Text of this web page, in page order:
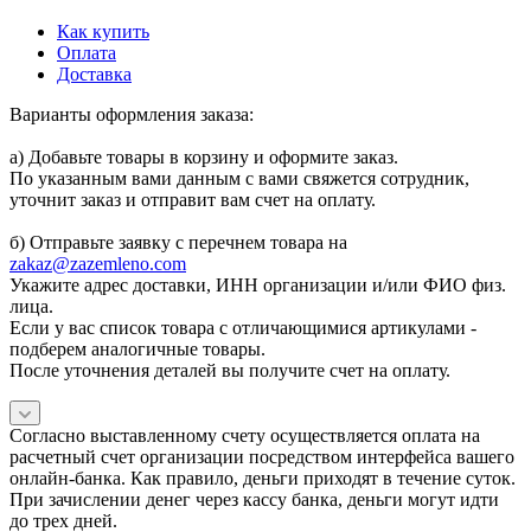
Как купить
Оплата
Доставка
Варианты оформления заказа:
а) Добавьте товары в корзину и оформите заказ.
По указанным вами данным с вами свяжется сотрудник,
уточнит заказ и отправит вам счет на оплату.
б) Отправьте заявку с перечнем товара на
zakaz@zazemleno.com
Укажите адрес доставки, ИНН организации и/или ФИО физ.
лица.
Если у вас список товара с отличающимися артикулами -
подберем аналогичные товары.
После уточнения деталей вы получите счет на оплату.
Согласно выставленному счету осуществляется оплата на
расчетный счет организации посредством интерфейса вашего
онлайн-банка. Как правило, деньги приходят в течение суток.
При зачислении денег через кассу банка, деньги могут идти
до трех дней.